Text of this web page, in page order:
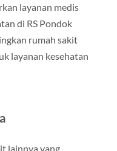
layanan medis
di RS Pondok
rumah sakit
layanan kesehatan
lainnya yang